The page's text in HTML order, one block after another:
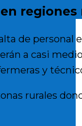
regiones
de personal
a casi
y
rurales